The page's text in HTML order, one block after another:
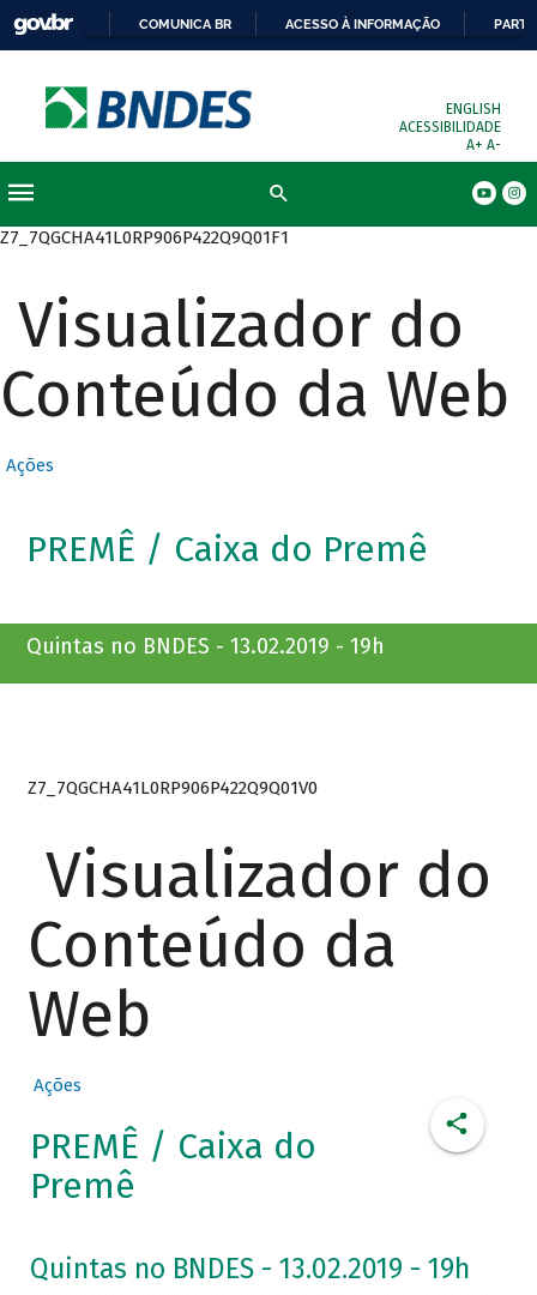
COMUNICA BR ACESSO À INFORMAÇÃO
ENGLISH
ACESSIBILIDADE
A+ A-
Z7_7QGCHA41L0RP906P422Q9Q01F1
Visualizador do
Conteúdo da Web
Ações
PREMÊ / Caixa do Premê
Quintas no BNDES - 13.02.2019 - 19h
Z7_7QGCHA41L0RP906P422Q9Q01V0
Visualizador do
Conteúdo da
Web
Ações
PREMÊ / Caixa do
Premê
Quintas no BNDES - 13.02.2019 - 19h